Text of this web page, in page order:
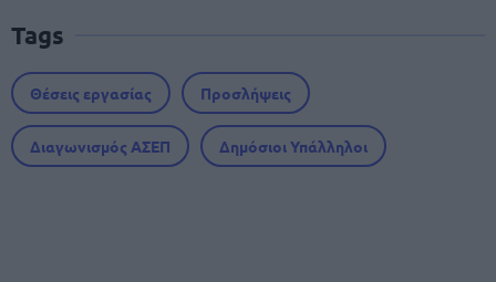
Tags
Θέσεις εργασίας Προσλήψεις
Διαγωνισμός ΑΣΕΠ Δημόσιοι Υπάλληλοι